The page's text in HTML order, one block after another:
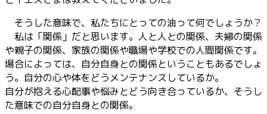
そうした意味で、私たちにとっての油って何でしょうか？
私は「関係」だと思います。人と人との関係、夫婦の関係
や親子の関係、家族の関係や職場や学校での人間関係です。
場合によっては、自分自身との関係ということもあるでしょ
う。自分の心や体をどうメンテナンスしているか。
自分が抱える心配事や悩みとどう向き合っているか、そうし
た意味での自分自身との関係。